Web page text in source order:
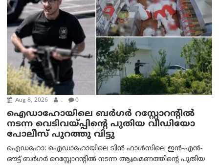
Aug 8, 2026 . 0
ഐഡാഹോയിലെ ബർഗർ റസ്റ്റോറന്റിൽ
നടന്ന വെടിവയ്പ്പിന്റെ പുതിയ വീഡിയോ
പോലീസ് പുറത്തു വിട്ടു
ഐഡഹോ: ഐഡാഹോയിലെ ട്വിൻ ഫാൾസിലെ ഇൻ-എൻ-
ഔട്ട് ബർഗർ റെസ്റ്റോറന്റിൽ നടന്ന ആക്രമണത്തിന്റെ പുതിയ